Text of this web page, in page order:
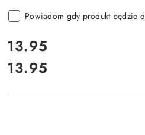
Powiadom gdy produkt będzie
cena:
13.95
Cena:
13.95